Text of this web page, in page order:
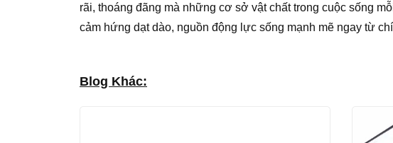
rãi, thoáng đãng mà những cơ sở vật chất trong cuộc sống
cảm hứng dạt dào, nguồn động lực sống mạnh mẽ ngay từ
Blog Khác: